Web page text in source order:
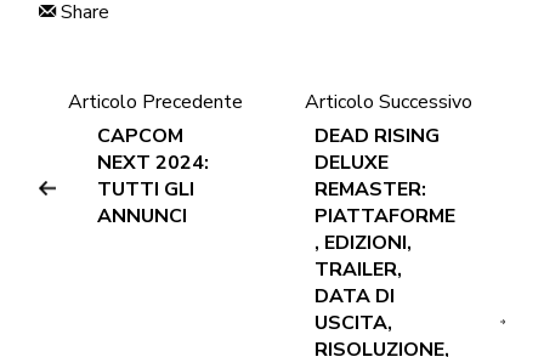
Share
Articolo Precedente
CAPCOM
NEXT 2024:
TUTTI GLI
ANNUNCI
Articolo Successivo
DEAD RISING
DELUXE
REMASTER:
PIATTAFORME
, EDIZIONI,
TRAILER,
DATA DI
USCITA,
RISOLUZIONE,